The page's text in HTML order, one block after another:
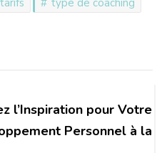
l’Inspiration pour Votre
Personnel à la